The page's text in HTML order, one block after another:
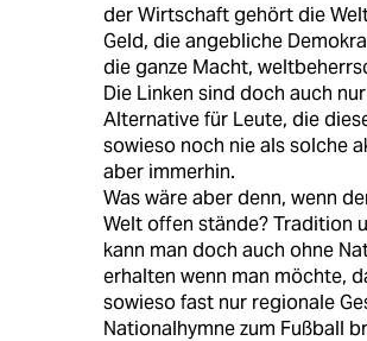
der Wirtschaft gehört die
Geld, die angebliche
die ganze Macht,
Die Linken sind doch auch
Alternative für Leute, die
sowieso noch nie als solche
aber immerhin.
Was wäre aber denn, wenn
Welt offen stände? Tradition
kann man doch auch ohne
erhalten wenn man möchte,
sowieso fast nur regionale
Nationalhymne zum Fußball